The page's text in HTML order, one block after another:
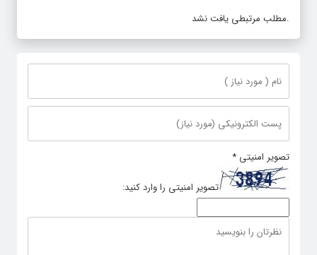
مطلب مرتبطی یافت نشد.
تصویر امنیتی *
تصویر امنیتی را وارد کنید: